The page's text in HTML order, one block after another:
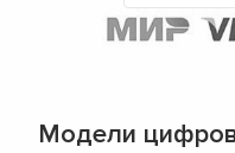
Модели